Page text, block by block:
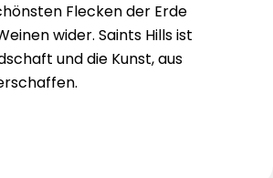
Flecken der Erde
wider. Saints Hills ist
und die Kunst, aus